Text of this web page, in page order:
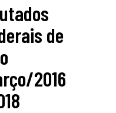
de
2016